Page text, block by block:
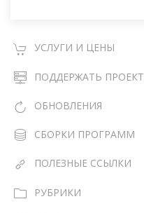
УСЛУГИ И ЦЕНЫ
ПОДДЕРЖАТЬ ПРОЕКТ
ОБНОВЛЕНИЯ
СБОРКИ ПРОГРАММ
ПОЛЕЗНЫЕ ССЫЛКИ
РУБРИКИ